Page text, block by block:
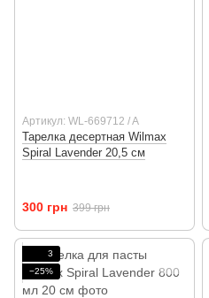
Артикул: WL-669712 / A
Тарелка десертная Wilmax
Spiral Lavender 20,5 см
300 грн 399 грн
3
−25%